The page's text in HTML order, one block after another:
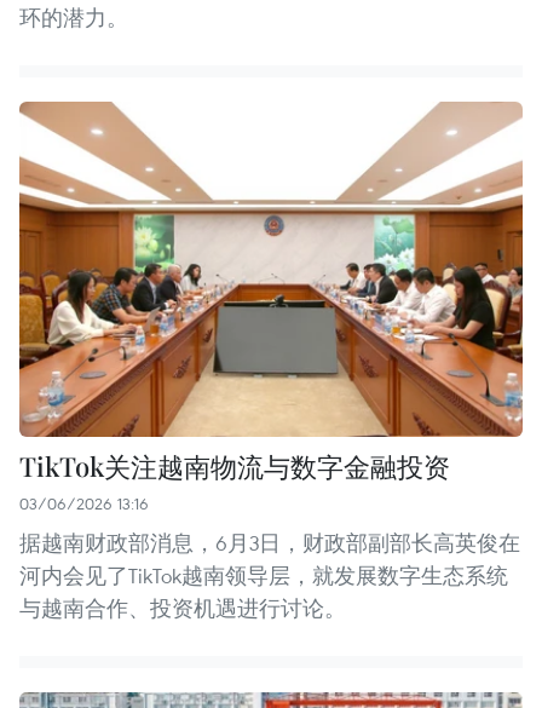
环的潜力。
TikTok关注越南物流与数字金融投资
03/06/2026 13:16
据越南财政部消息，6月3日，财政部副部长高英俊在
河内会见了TikTok越南领导层，就发展数字生态系统
与越南合作、投资机遇进行讨论。